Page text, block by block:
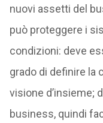
nuovi assetti del
può proteggere i
condizioni: deve
grado di definire la
visione d’insieme;
business, quindi